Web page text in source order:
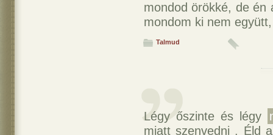
mondod örökké, de én
mondom ki nem
Talmud
Légy őszinte és légy
miatt szenvedni . Éld